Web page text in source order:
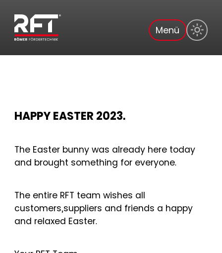
Menü
HAPPY EASTER 2023.
The Easter bunny was already here today
and brought something for everyone.
The entire RFT team wishes all
customers,suppliers and friends a happy
and relaxed Easter.